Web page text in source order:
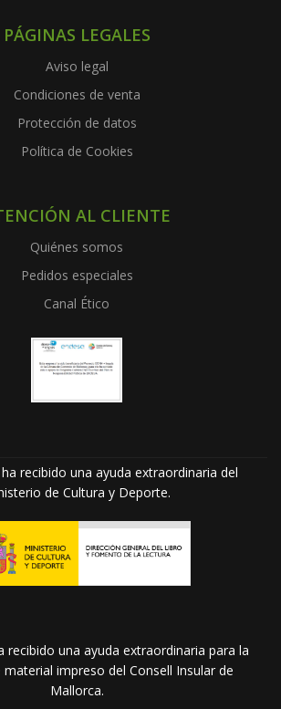
PÁGINAS LEGALES
Aviso legal
Condiciones de venta
Protección de datos
Política de Cookies
AL CLIENTE
Quiénes somos
Pedidos especiales
Canal Ético
recibido una ayuda extraordinaria del
de Cultura y Deporte.
recibido una ayuda extraordinaria para la
material impreso del Consell Insular de
Mallorca.